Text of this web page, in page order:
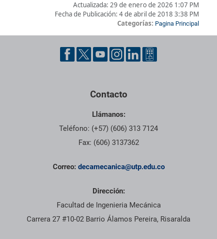
Actualizada: 29 de enero de 2026 1:07 PM
Fecha de Publicación: 4 de abril de 2018 3:38 PM
Categorías: Pagina Principal
Pie de página con información de contacto, redes sociales y
Contacto
Llámanos:
Teléfono: (+57) (606) 313 7124
Fax: (606) 3137362
Correo: decamecanica@utp.edu.co
Dirección:
Facultad de Ingenieria Mecánica
Carrera 27 #10-02 Barrio Álamos Pereira, Risaralda